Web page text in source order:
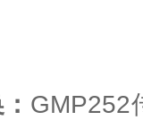
GMP252